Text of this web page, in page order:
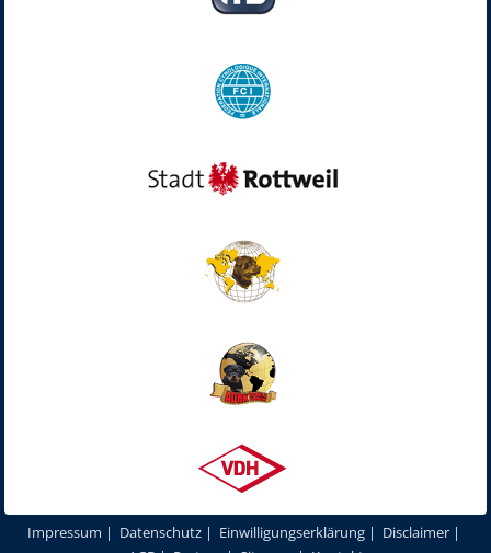
Impressum | Datenschutz | Einwilligungserklärung | Disclaimer |